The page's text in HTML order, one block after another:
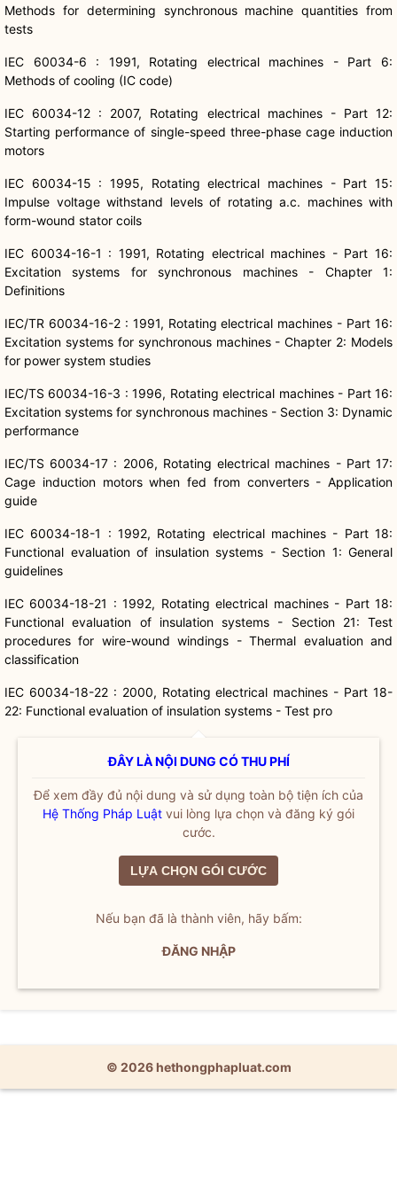
Methods for determining synchronous machine quantities from
tests
IEC 60034-6 : 1991, Rotating electrical machines - Part 6:
Methods of cooling (IC code)
IEC 60034-12 : 2007, Rotating electrical machines - Part 12:
Starting performance of single-speed three-phase cage induction
motors
IEC 60034-15 : 1995, Rotating electrical machines - Part 15:
Impulse voltage withstand levels of rotating a.c. machines with
form-wound stator coils
IEC 60034-16-1 : 1991, Rotating electrical machines - Part 16:
Excitation systems for synchronous machines - Chapter 1:
Definitions
IEC/TR 60034-16-2 : 1991, Rotating electrical machines - Part 16:
Excitation systems for synchronous machines - Chapter 2: Models
for power system studies
IEC/TS 60034-16-3 : 1996, Rotating electrical machines - Part 16:
Excitation systems for synchronous machines - Section 3: Dynamic
performance
IEC/TS 60034-17 : 2006, Rotating electrical machines - Part 17:
Cage induction motors when fed from converters - Application
guide
IEC 60034-18-1 : 1992, Rotating electrical machines - Part 18:
Functional evaluation of insulation systems - Section 1: General
guidelines
IEC 60034-18-21 : 1992, Rotating electrical machines - Part 18:
Functional evaluation of insulation systems - Section 21: Test
procedures for wire-wound windings - Thermal evaluation and
classification
IEC 60034-18-22 : 2000, Rotating electrical machines - Part 18-
22: Functional evaluation of insulation systems - Test pro
ĐÂY LÀ NỘI DUNG CÓ THU PHÍ
Để xem đầy đủ nội dung và sử dụng toàn bộ tiện ích của
Hệ Thống Pháp Luật vui lòng lựa chọn và đăng ký gói
cước.
LỰA CHỌN GÓI CƯỚC
Nếu bạn đã là thành viên, hãy bấm:
ĐĂNG NHẬP
© 2026 hethongphapluat.com